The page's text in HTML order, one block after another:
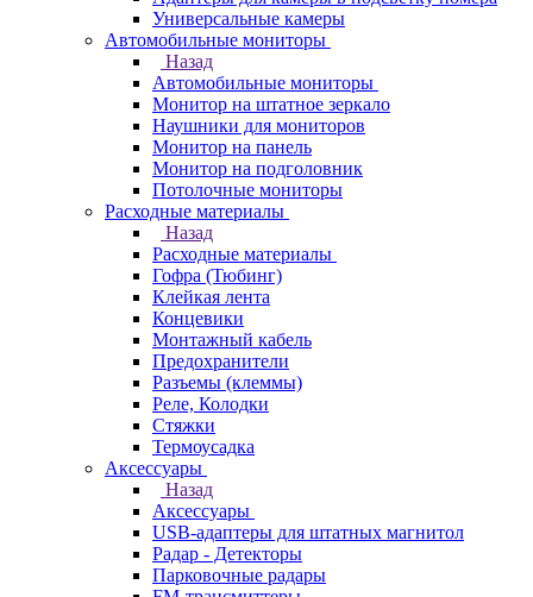
Универсальные камеры
Автомобильные мониторы
Назад
Автомобильные мониторы
Монитор на штатное зеркало
Наушники для мониторов
Монитор на панель
Монитор на подголовник
Потолочные мониторы
Расходные материалы
Назад
Расходные материалы
Гофра (Тюбинг)
Клейкая лента
Концевики
Монтажный кабель
Предохранители
Разъемы (клеммы)
Реле, Колодки
Стяжки
Термоусадка
Аксессуары
Назад
Аксессуары
USB-адаптеры для штатных магнитол
Радар - Детекторы
Парковочные радары